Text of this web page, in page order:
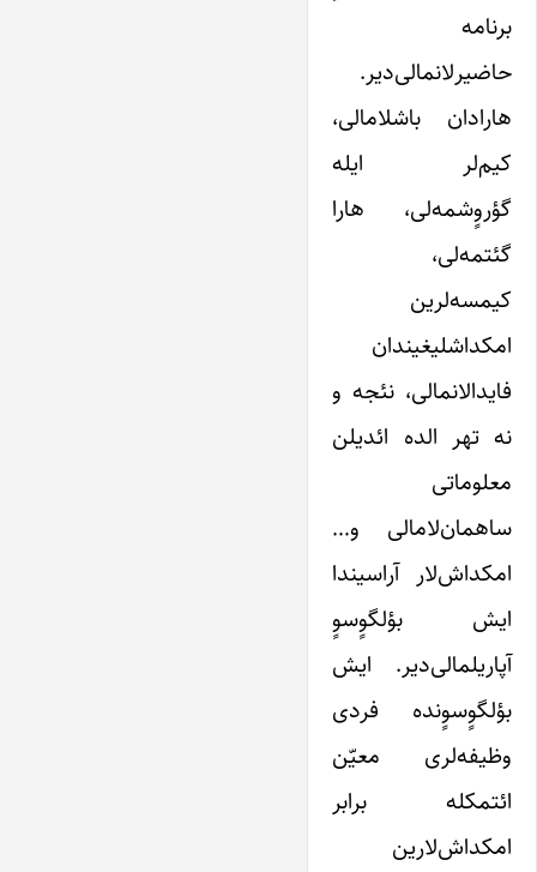
برنامه
حاضیرلانمالی‌دیر.
هارادان باشلامالی،
کیم‌لر ایله
گؤروٍشمه‌لی، هارا
گئتمه‌لی،
کیمسه‌لرین
امکداشلیغیندان
فایدالانمالی، نئجه و
نه تهر الده ائدیلن
معلوماتی
ساهمان‌لامالی و…
امکداش‌لار آراسیندا
ایش بؤلگوٍسوٍ
آپاریلمالی‌دیر. ایش
بؤلگوٍسوٍنده فردی
وظیفه‌لری معیّن
ائتمکله برابر
امکداش‌لارین